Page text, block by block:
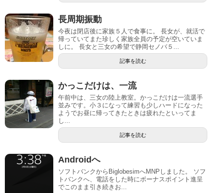
長周期振動
今夜は閉店後に家族５人で食事に。 長女が、就活で
帰っていてまた珍しく家族全員の予定が空いていま
しに。 長女と三女の希望で静岡セノバ５...
記事を読む
かっこだけは、一流
午前中は、三女の陸上教室。かっこだけは一流選手
並みです。小３になって練習も少しハードになった
ようでお昼に帰ってきたときは疲れたといってま
し...
記事を読む
Androidへ
ソフトバンクからBiglobesimへMNPしました。 ソフ
トバンクへ、電話をした時にボーナスポイント進呈
でこのまま引き続きお...